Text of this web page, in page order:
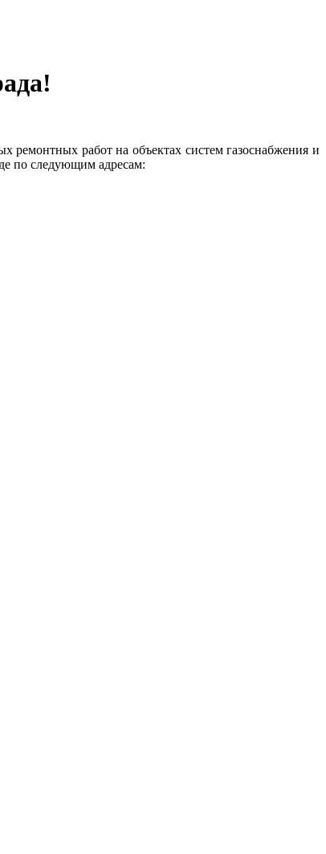
работ на объектах систем газоснабжения и
по следующим адресам: